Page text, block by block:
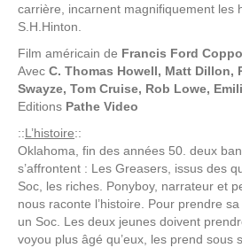
carrière, incarnent magnifiquement les
S.H.Hinton.
Film américain de Francis Ford
Avec C. Thomas Howell, Matt Dillon,
Swayze, Tom Cruise, Rob Lowe,
Editions Pathe Video
::L’histoire::
Oklahoma, fin des années 50. deux
s’affrontent : Les Greasers, issus des
Soc, les riches. Ponyboy, narrateur et
nous raconte l’histoire. Pour prendre
un Soc. Les deux jeunes doivent
voyou plus âgé qu’eux, les prend sous